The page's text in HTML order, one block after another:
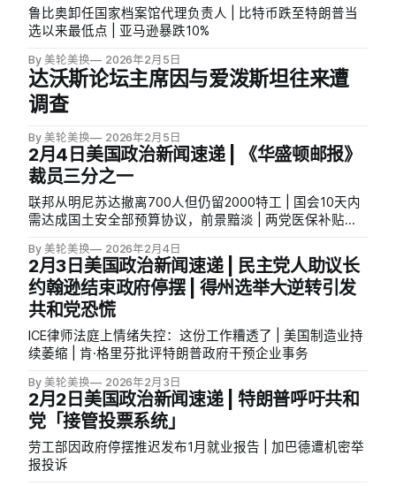
鲁比奥卸任国家档案馆代理负责人 | 比特币跌至特朗普当
选以来最低点 | 亚马逊暴跌10%
By 美轮美换 2026年2月5日
达沃斯论坛主席因与爱泼斯坦往来遭
调查
By 美轮美换 2026年2月5日
2月4日美国政治新闻速递 | 《华盛顿邮报》
裁员三分之一
联邦从明尼苏达撤离700人但仍留2000特工 | 国会10天内
需达成国土安全部预算协议，前景黯淡 | 两党医保补贴谈
By 美轮美换 2026年2月4日
2月3日美国政治新闻速递 | 民主党人助议长
约翰逊结束政府停摆 | 得州选举大逆转引发
共和党恐慌
ICE律师法庭上情绪失控：这份工作糟透了 | 美国制造业持
续萎缩 | 肯·格里芬批评特朗普政府干预企业事务
By 美轮美换 2026年2月3日
2月2日美国政治新闻速递 | 特朗普呼吁共和
党「接管投票系统」
劳工部因政府停摆推迟发布1月就业报告 | 加巴德遭机密举
报投诉